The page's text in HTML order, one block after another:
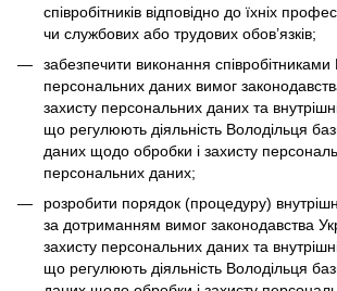
співробітників відповідно до їхніх
чи службових або трудових обов’язків;
забезпечити виконання
персональних даних вимог
захисту персональних даних та
що регулюють діяльність Володільця
даних щодо обробки і захисту
персональних даних;
розробити порядок (процедуру)
за дотриманням вимог законодавства
захисту персональних даних та
що регулюють діяльність Володільця